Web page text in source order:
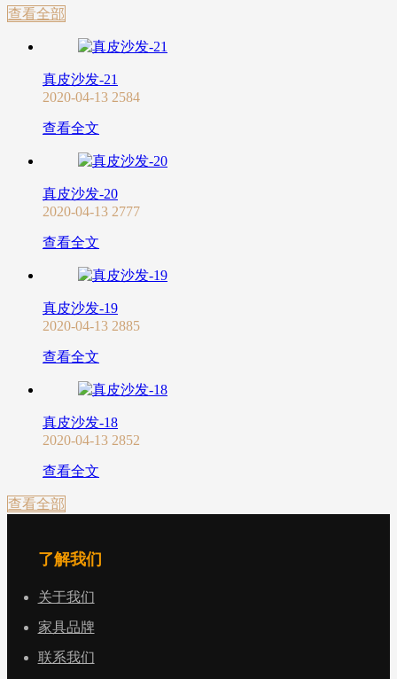
查看全部
真皮沙发-21
2020-04-13 2584
查看全文
真皮沙发-20
2020-04-13 2777
查看全文
真皮沙发-19
2020-04-13 2885
查看全文
真皮沙发-18
2020-04-13 2852
查看全文
查看全部
了解我们
关于我们
家具品牌
联系我们